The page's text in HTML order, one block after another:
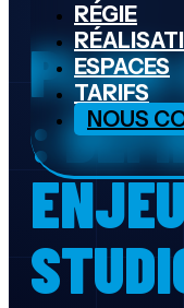
RÉGIE
ESPACES
TARIFS
NOUS
: